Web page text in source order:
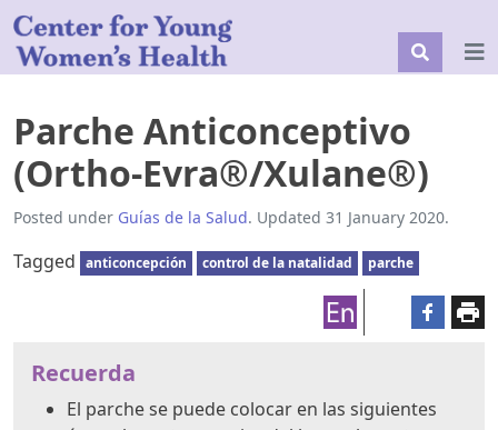
Parche Anticonceptivo
(Ortho-Evra®/Xulane®)
Posted under Guías de la Salud. Updated 31 January 2020.
Tagged anticoncepción control de la natalidad parche
Recuerda
El parche se puede colocar en las siguientes